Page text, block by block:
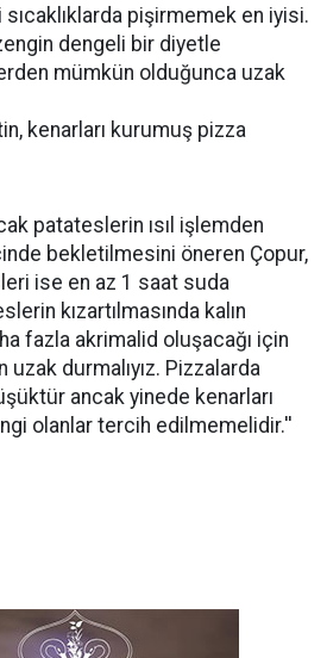
pişirmemek en iyisi.
dengeli bir diyetle
mümkün olduğunca uzak
kenarları kurumuş pizza
patateslerin ısıl işlemden
bekletilmesini öneren Çopur,
ise en az 1 saat suda
kızartılmasında kalın
fazla akrimalid oluşacağı için
durmalıyız. Pizzalarda
ancak yinede kenarları
olanlar tercih edilmemelidir.''